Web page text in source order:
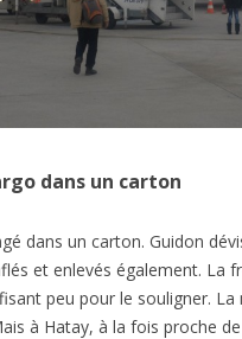
dans un carton
dans un carton. Guidon
et enlevés également. La
peu pour le souligner.
à Hatay, à la fois proche